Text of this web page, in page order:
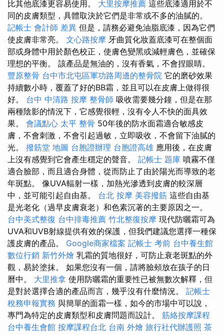
比其他底漆更容易使用。 大里按摩推薦 這些底漆適用於不
同的皮膚類型，具體取決於它們是非常或不多的油膩的。
記帳士 會計師 差異 但是，請務必避免油脂底漆，因為它們
使皮膚非常亮。 文心路按摩 牙曲質化妝蓋底漆可在整個面
部或身體中用於顏色校正，使膚色變黑或減輕膚色，並確保
理想的平衡。 該產品是無油的，沒有香氣，不會捏眼睛。
豐原整骨 台中市北屯區軍功路周邊的整骨院 它的磨砂效果
持續數小時，覆蓋了好的BB霜，並且可以在皮膚上做得很
好。 台中 中清路 按摩 整骨師 吸收需要幾分鐘，但是在那
兩種陰影的情況下，它感覺很輕，沒有令人不快的面具效
果。 會議點心 太平 整骨 50年後的防水面霜適合敏感皮
膚，不會刺激，不會引起過敏，立即吸收，不會留下油膩的
光。 撥筋堂 地圖 台胞證辦理 台胞證高雄 應用後，在皮膚
上沒有感覺到它會產生穩定的聲音。 記帳士 題庫 噴霧不僅
適合臉部，而且適合身體，從而防止了由於陽光而導致的老
年斑點。 像UVA輻射一樣，加熱光滲透到皮膚的較深層
中，並可能引起自由基。 台北 按摩 美容撥筋 這些自由基
是光老化（過早皮膚衰老）和色素沉著的主要原因之一。
台中美式整復 台中排毒推薦 竹北整復按摩 現代防曬霜可為
UVA和UVB射線提供有效的保護，但我們建議您選擇一種保
護皮膚的產品。 Google商家檔案 記帳士 考前 台中養生館
數位行銷 新竹外燴 乳霜的質地很好，可防止衰老斑點的外
觀，易於塗抹。 如果您沒有一個，請將臉頰放在孩子的日
曆中。 大里推拿 使用防曬霜的重要性已被無數次解釋，但
是對於選擇合適的產品而言，幾乎沒有什麼情況。 記帳士
稅務申報實務 與簡單的面霜一樣，如今的市場中可以說，
專門為特定的皮膚類型和皮膚問題而設計。 筋絡按摩課程
台中養生會館 按摩課程台北 台南 外燴 旅行社代辦護照 茶